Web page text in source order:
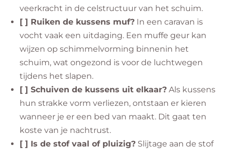
veerkracht in de celstructuur van het schuim.
[ ] Ruiken de kussens muf? In een caravan is
vocht vaak een uitdaging. Een muffe geur kan
wijzen op schimmelvorming binnenin het
schuim, wat ongezond is voor de luchtwegen
tijdens het slapen.
[ ] Schuiven de kussens uit elkaar? Als kussens
hun strakke vorm verliezen, ontstaan er kieren
wanneer je er een bed van maakt. Dit gaat ten
koste van je nachtrust.
[ ] Is de stof vaal of pluizig? Slijtage aan de stof